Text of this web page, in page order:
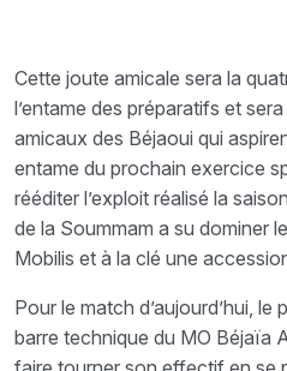
Cette joute amicale sera la
l’entame des préparatifs et
amicaux des Béjaoui qui
entame du prochain exercice
rééditer l’exploit réalisé la
de la Soummam a su dominer
Mobilis et à la clé une
Pour le match d’aujourd’hui, le
barre technique du MO Béjaïa